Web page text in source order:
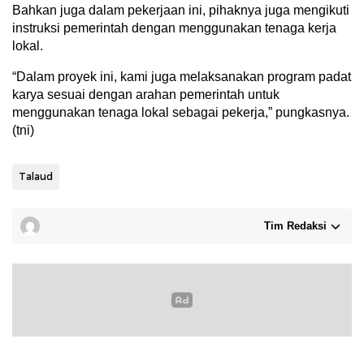
Bahkan juga dalam pekerjaan ini, pihaknya juga mengikuti
instruksi pemerintah dengan menggunakan tenaga kerja
lokal.
“Dalam proyek ini, kami juga melaksanakan program padat
karya sesuai dengan arahan pemerintah untuk
menggunakan tenaga lokal sebagai pekerja,” pungkasnya.
(tni)
Talaud
Tim Redaksi